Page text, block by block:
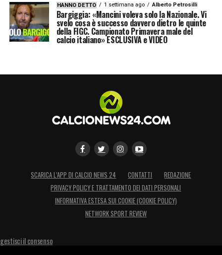
HANNO DETTO 1 settimana ago Alberto Petrosilli
Bargiggia: «Mancini voleva solo la Nazionale. Vi
svelo cosa è successo davvero dietro le quinte
della FIGC. Campionato Primavera male del
calcio italiano» ESCLUSIVA e VIDEO
SCARICA L’APP DI CALCIO NEWS 24 CONTATTI
REDAZIONE
PRIVACY POLICY E TRATTAMENTO DEI DATI PERSONALI
INFORMATIVA ESTESA SUI COOKIE (COOKIE POLICY)
NETWORK SPORT REVIEW
gestisci il consenso